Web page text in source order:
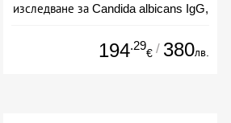
изследване за Candida albicans IgG,
194.29
€ / 380лв.